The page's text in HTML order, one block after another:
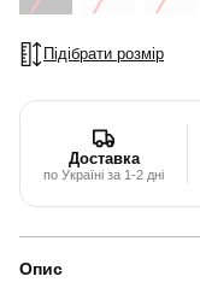
Підібрати розмір
Доставка
по Україні за 1-2 дні
Опис